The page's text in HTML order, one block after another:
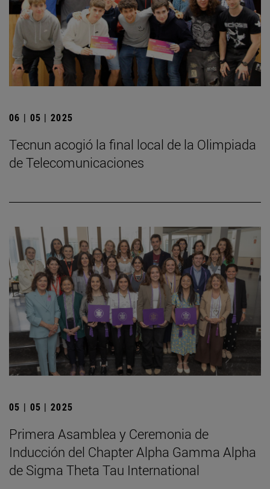
06 | 05 | 2025
­Tecnun acogió la final local de la Olimpiada
de Telecomunicaciones
05 | 05 | 2025
Primera Asamblea y Ceremonia de
Inducción del Chapter Alpha Gamma Alpha
de Sigma Theta Tau International